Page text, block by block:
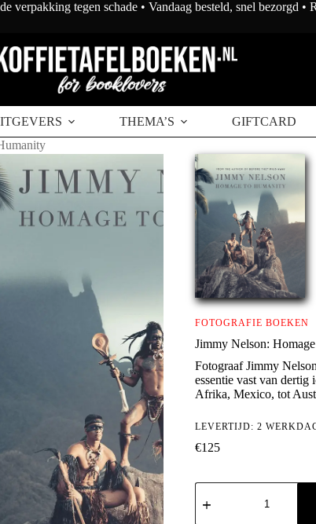
verpakking tegen schade • Vandaag besteld, snel bezorgd •
THEMA’S GIFTCARD
FOTOGRAFIE BOEKEN
Jimmy Nelson:
Fotograaf Jimmy
essentie vast van
Afrika, Mexico, tot
LEVERTIJD: 2
€125
Jimmy
Nelson: